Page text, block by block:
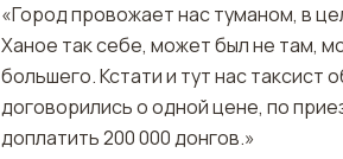
«Город провожает нас туманом, в
Ханое так себе, может был не там,
большего. Кстати и тут нас таксист
договорились о одной цене, по
доплатить 200 000 донгов.»